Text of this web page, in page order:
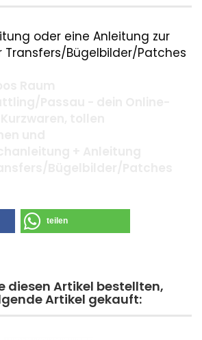
oder eine Anleitung zur
Transfers/Bügelbilder/Patches
teilen
diesen Artikel bestellten,
Artikel gekauft: